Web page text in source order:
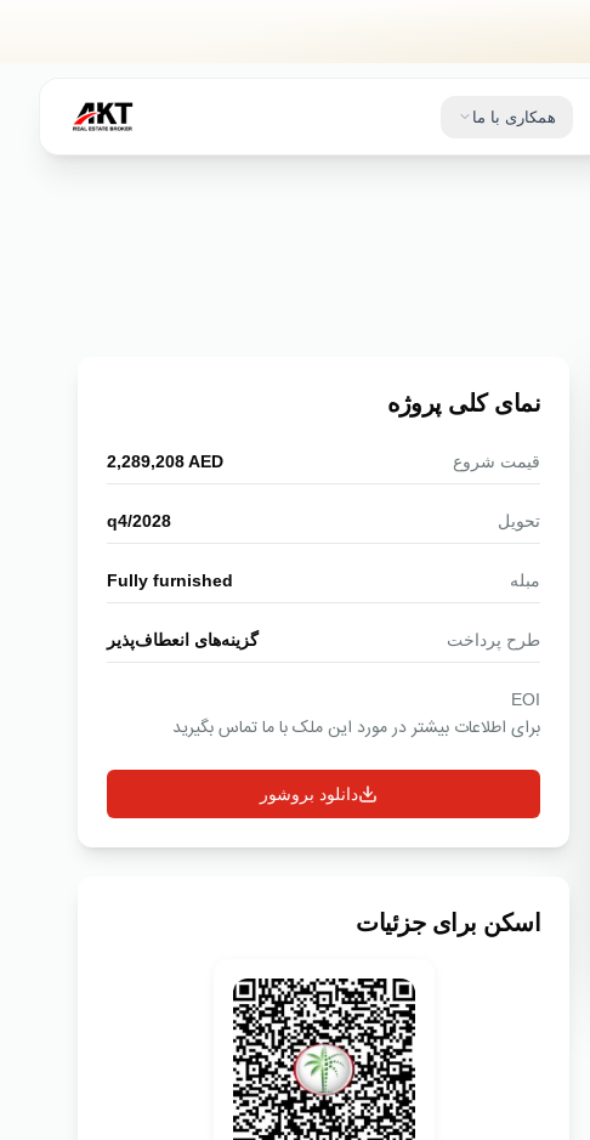
همکاری با ما
نمای کلی پروژه
قیمت شروع ‎2,289,208‎AED
تحویل q4/2028
مبله Fully furnished
طرح پرداخت گزینه‌های انعطاف‌پذیر
EOI
برای اطلاعات بیشتر در مورد این ملک با ما تماس بگیرید
دانلود بروشور
اسکن برای جزئیات